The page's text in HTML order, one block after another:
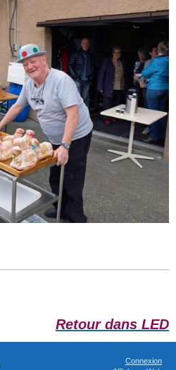
Retour dans LED
Connexion